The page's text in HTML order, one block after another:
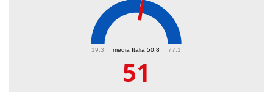
media Italia 50.8
19.3 77.1
51